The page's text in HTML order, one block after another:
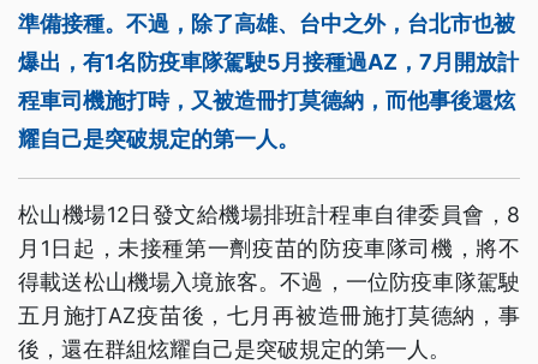
準備接種。不過，除了高雄、台中之外，台北市也被
爆出，有1名防疫車隊駕駛5月接種過AZ，7月開放計
程車司機施打時，又被造冊打莫德納，而他事後還炫
耀自己是突破規定的第一人。
松山機場12日發文給機場排班計程車自律委員會，8
月1日起，未接種第一劑疫苗的防疫車隊司機，將不
得載送松山機場入境旅客。不過，一位防疫車隊駕駛
五月施打AZ疫苗後，七月再被造冊施打莫德納，事
後，還在群組炫耀自己是突破規定的第一人。